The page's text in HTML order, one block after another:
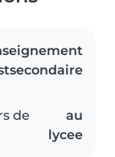
de
au
lycee